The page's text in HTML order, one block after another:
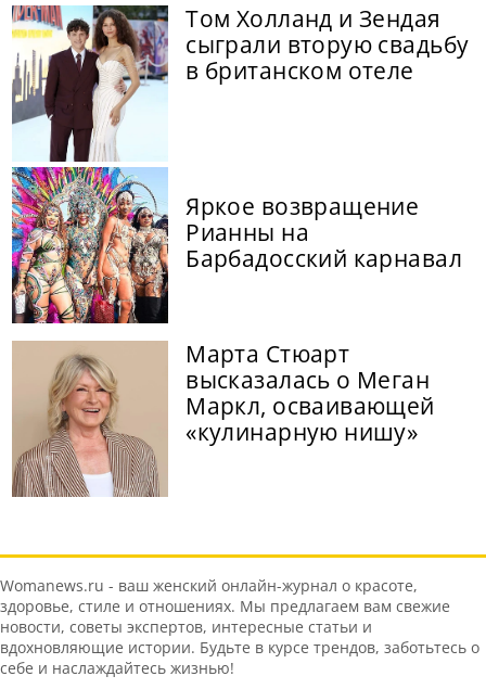
Том Холланд и Зендая
сыграли вторую свадьбу
в британском отеле
Яркое возвращение
Рианны на
Барбадосский карнавал
Марта Стюарт
высказалась о Меган
Маркл, осваивающей
«кулинарную нишу»
Womanews.ru - ваш женский онлайн-журнал о красоте,
здоровье, стиле и отношениях. Мы предлагаем вам свежие
новости, советы экспертов, интересные статьи и
вдохновляющие истории. Будьте в курсе трендов, заботьтесь о
себе и наслаждайтесь жизнью!